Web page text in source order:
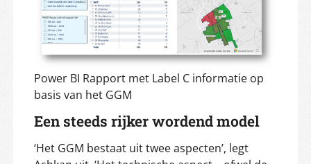
Power BI Rapport met Label C informatie op
basis van het GGM
Een steeds rijker wordend model
‘Het GGM bestaat uit twee aspecten’, legt